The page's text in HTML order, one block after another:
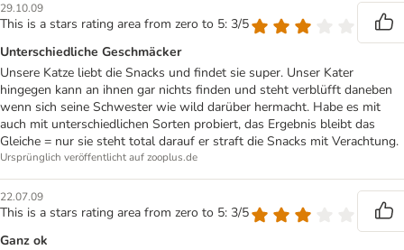
29.10.09
This is a stars rating area from zero to 5: 3/5
Unterschiedliche Geschmäcker
Unsere Katze liebt die Snacks und findet sie super. Unser Kater
hingegen kann an ihnen gar nichts finden und steht verblüfft daneben
wenn sich seine Schwester wie wild darüber hermacht. Habe es mit
auch mit unterschiedlichen Sorten probiert, das Ergebnis bleibt das
Gleiche = nur sie steht total darauf er straft die Snacks mit Verachtung.
Ursprünglich veröffentlicht auf zooplus.de
22.07.09
This is a stars rating area from zero to 5: 3/5
Ganz ok